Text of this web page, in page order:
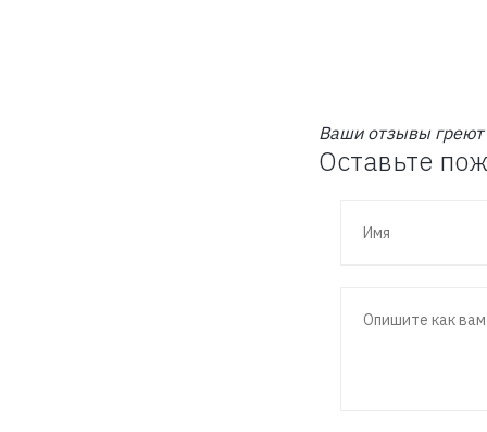
Ваши отзывы
Оставьте